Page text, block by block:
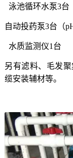
泳池循环水泵3台
自动投药泵3台（
水质监测仪1台
另有滤料、毛发
缆安装辅材等。